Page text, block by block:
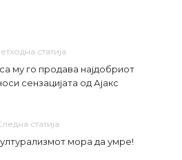
статија
му го продава најдобриот
сензацијата од Ајакс
статија
мора да умре!